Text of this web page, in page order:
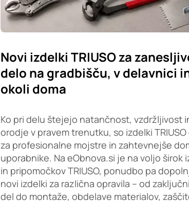
Novi izdelki TRIUSO za
delo na gradbišču, v delavnici
okoli doma
Ko pri delu štejejo natančnost, vzdržljivost
orodje v pravem trenutku, so izdelki
za profesionalne mojstre in zahtevnejše
uporabnike. Na eObnova.si je na voljo širok
in pripomočkov TRIUSO, ponudbo pa
novi izdelki za različna opravila – od
del do montaže, obdelave materialov,